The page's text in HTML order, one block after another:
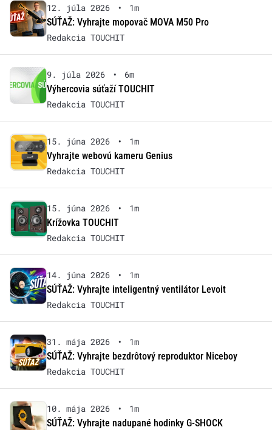
12. júla 2026 •
1m
SÚŤAŽ: Vyhrajte mopovač MOVA M50 Pro
Redakcia TOUCHIT
9. júla 2026 •
6m
Výhercovia súťaží TOUCHIT
Redakcia TOUCHIT
15. júna 2026 •
1m
Vyhrajte webovú kameru Genius
Redakcia TOUCHIT
15. júna 2026 •
1m
Krížovka TOUCHIT
Redakcia TOUCHIT
14. júna 2026 •
1m
SÚŤAŽ: Vyhrajte inteligentný ventilátor Levoit
Redakcia TOUCHIT
31. mája 2026 •
1m
SÚŤAŽ: Vyhrajte bezdrôtový reproduktor Niceboy
Redakcia TOUCHIT
10. mája 2026 •
1m
SÚŤAŽ: Vyhrajte nadupané hodinky G-SHOCK